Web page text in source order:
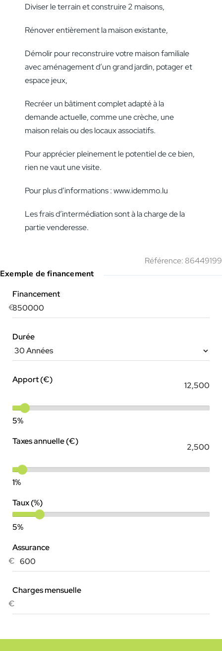
Diviser le terrain et construire 2 maisons,
Rénover entièrement la maison existante,
Démolir pour reconstruire votre maison familiale
avec aménagement d’un grand jardin, potager et
espace jeux,
Recréer un bâtiment complet adapté à la
demande actuelle, comme une crèche, une
maison relais ou des locaux associatifs.
Pour apprécier pleinement le potentiel de ce bien,
rien ne vaut une visite.
Pour plus d’informations : www.idemmo.lu
Les frais d’intermédiation sont à la charge de la
partie venderesse.
Référence: 86449199
Exemple de financement
Financement
€
Durée
Apport (€)
5%
Taxes annuelle (€)
1%
Taux (%)
5%
Assurance
€
Charges mensuelle
€